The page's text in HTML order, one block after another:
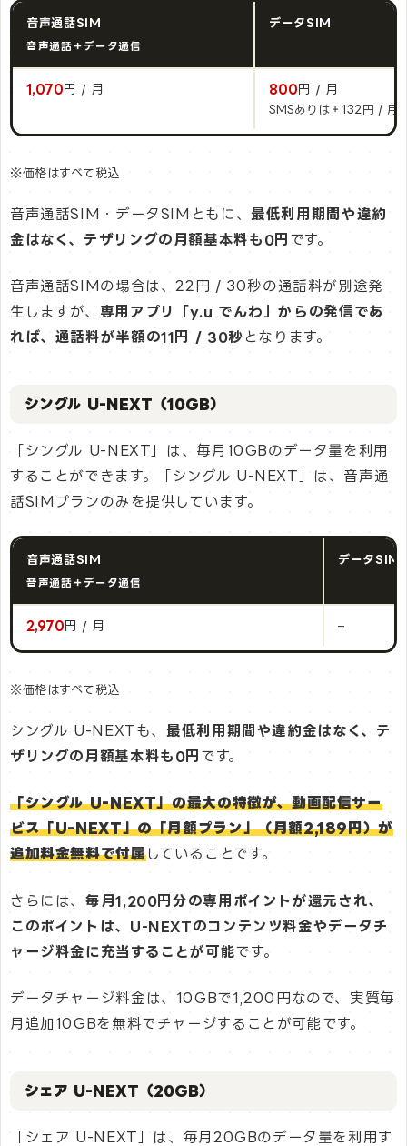
音声通話SIM
音声通話＋データ通信
データSIM
1,070 円 / 月 800 円 / 月
SMSありは＋132円 / 月
※価格はすべて税込
音声通話SIM・データSIMともに、最低利用期間や違約
金はなく、テザリングの月額基本料も0円 です。
音声通話SIMの場合は、22円 / 30秒の通話料が別途発
生しますが、 専用アプリ「y.u でんわ」からの発信であ
れば、通話料が半額の11円 / 30秒 となります。
シングル U-NEXT（10GB）
「シングル U-NEXT」は、毎月10GBのデータ量を利用
することができます。「シングル U-NEXT」は、音声通
話SIMプランのみを提供しています。
音声通話SIM
音声通話＋データ通信
データSIM
2,970 円 / 月 –
※価格はすべて税込
シングル U-NEXTも、最低利用期間や違約金はなく、テ
ザリングの月額基本料も0円 です。
「シングル U-NEXT」の最大の特徴が、動画配信サー
ビス「U-NEXT」の「月額プラン」（月額2,189円）が
追加料金無料で付属していることです。
さらには、毎月1,200円分の専用ポイントが還元され、
このポイントは、U-NEXTのコンテンツ料金やデータチ
ャージ料金に充当することが可能です。
データチャージ料金は、10GBで1,200円なので、実質毎
月追加10GBを無料でチャージすることが可能です。
シェア U-NEXT（20GB）
「シェア U-NEXT」は、毎月20GBのデータ量を利用す